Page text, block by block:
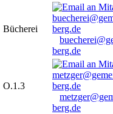
Bücherei
berg.de
O.1.3
berg.de